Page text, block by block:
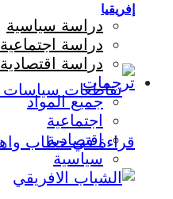
إفريقيا
دراسة سياسية
دراسة اجتماعية
دراسة اقتصادية
ترجمات
جميع المواد
اجتماعية
اقتصادية
سياسية